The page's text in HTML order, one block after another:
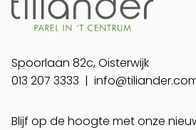
Spoorlaan 82c, Oisterwijk
013 207 3333 |
Blijf op de hoogte met onze